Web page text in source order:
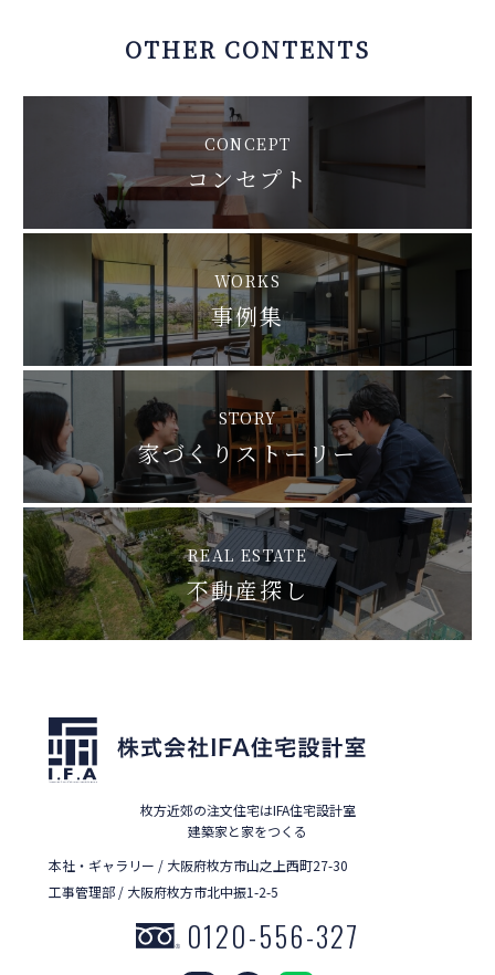
OTHER CONTENTS
CONCEPT
コンセプト
WORKS
事例集
STORY
家づくりストーリー
REAL ESTATE
不動産探し
枚方近郊の注文住宅はIFA住宅設計室
建築家と家をつくる
本社・ギャラリー / 大阪府枚方市山之上西町27-30
工事管理部 / 大阪府枚方市北中振1-2-5
0120-556-327